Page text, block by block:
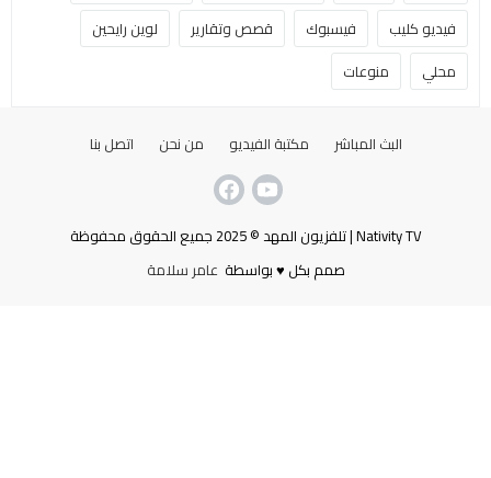
فيديو كليب
فيسبوك قصص وتقارير
لوين رايحين
محلي
منوعات
البث المباشر مكتبة الفيديو من نحن اتصل بنا
Nativity TV | تلفزيون المهد © 2025 جميع الحقوق محفوظة
صمم بكل ♥ بواسطة عامر سلامة